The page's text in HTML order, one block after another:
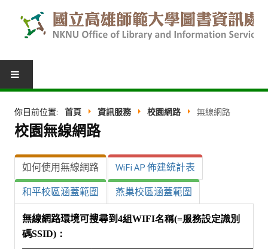
我的圖書館
借閱紀錄
圖書推薦
館際合作
表單下載
你目前位置: 首頁 資訊服務 校園網路 無線網路
校園無線網路
如何使用無線網路 WiFi AP 佈建統計表
和平校區涵蓋範圍 燕巢校區涵蓋範圍
無線網路環境可搜尋到 4組WIFI名稱(=服務設定識別
碼SSID)：